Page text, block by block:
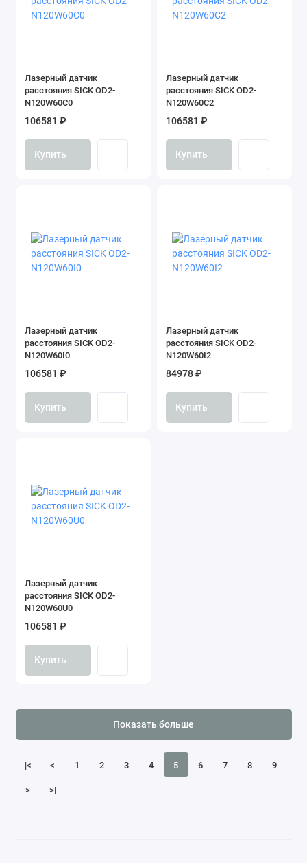
Лазерный датчик
расстояния SICK OD2-
N120W60C0
106581 ₽
Купить
Лазерный датчик
расстояния SICK OD2-
N120W60C2
106581 ₽
Купить
Лазерный датчик
расстояния SICK OD2-
N120W60I0
106581 ₽
Купить
Лазерный датчик
расстояния SICK OD2-
N120W60I2
84978 ₽
Купить
Лазерный датчик
расстояния SICK OD2-
N120W60U0
106581 ₽
Купить
|< < 1 2 3 4 5 6 7 8 9
> >|
Показать больше